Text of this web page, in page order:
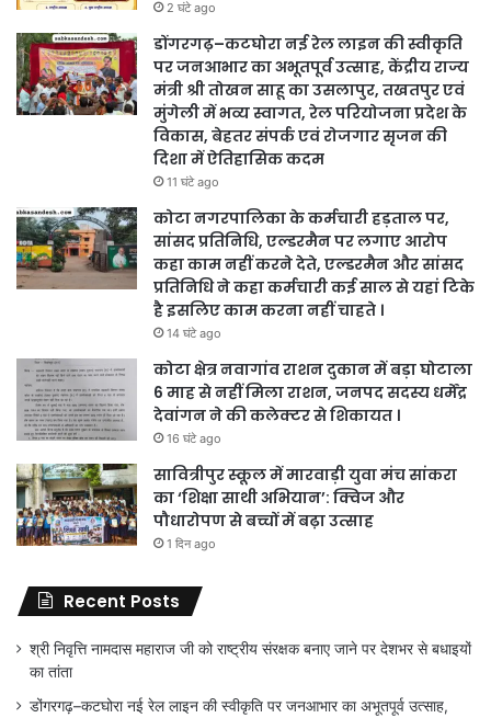
2 घंटे ago
डोंगरगढ़–कटघोरा नई रेल लाइन की स्वीकृति
पर जनआभार का अभूतपूर्व उत्साह, केंद्रीय राज्य
मंत्री श्री तोखन साहू का उसलापुर, तखतपुर एवं
मुंगेली में भव्य स्वागत, रेल परियोजना प्रदेश के
विकास, बेहतर संपर्क एवं रोजगार सृजन की
दिशा में ऐतिहासिक कदम
11 घंटे ago
कोटा नगरपालिका के कर्मचारी हड़ताल पर,
सांसद प्रतिनिधि, एल्डरमैन पर लगाए आरोप
कहा काम नहीं करने देते, एल्डरमैन और सांसद
प्रतिनिधि ने कहा कर्मचारी कई साल से यहां टिके
है इसलिए काम करना नहीं चाहते ।
14 घंटे ago
कोटा क्षेत्र नवागांव राशन दुकान में बड़ा घोटाला
6 माह से नहीं मिला राशन, जनपद सदस्य धर्मेंद्र
देवांगन ने की कलेक्टर से शिकायत ।
16 घंटे ago
सावित्रीपुर स्कूल में मारवाड़ी युवा मंच सांकरा
का ‘शिक्षा साथी अभियान’: क्विज और
पौधारोपण से बच्चों में बढ़ा उत्साह
1 दिन ago
Recent Posts
श्री निवृत्ति नामदास महाराज जी को राष्ट्रीय संरक्षक बनाए जाने पर देशभर से बधाइयों
का तांता
डोंगरगढ़–कटघोरा नई रेल लाइन की स्वीकृति पर जनआभार का अभूतपूर्व उत्साह,